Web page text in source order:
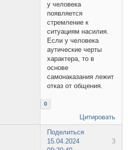
у человека
появляется
стремление к
ситуациям насилия.
Если у человека
аутические черты
характера, то в
основе
самонаказания лежит
отказ от общения.
0
Цитировать
Поделиться
3
15.04.2024